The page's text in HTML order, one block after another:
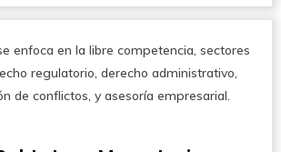
enfoca en la libre competencia, sectores
regulatorio, derecho administrativo,
de conflictos, y asesoría empresarial.